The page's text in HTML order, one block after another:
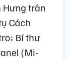
Hưng trân
Cách
Bí thư
(Mi-